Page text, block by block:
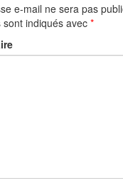
e-mail ne sera pas
indiqués avec *